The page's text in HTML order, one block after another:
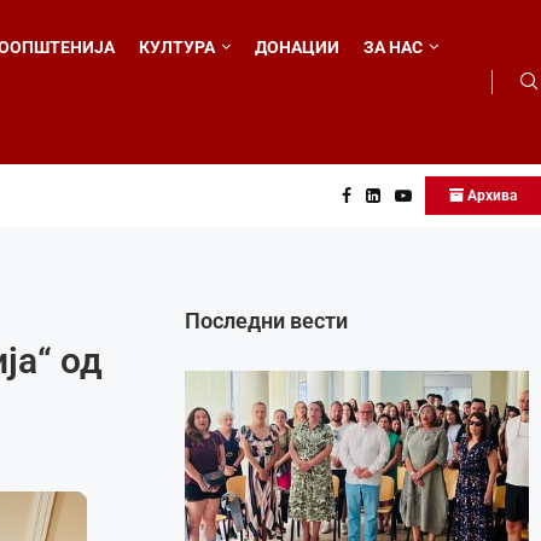
КУЛТУРА ДОНАЦИИ ЗА НАС
Архива
од
Последни вести